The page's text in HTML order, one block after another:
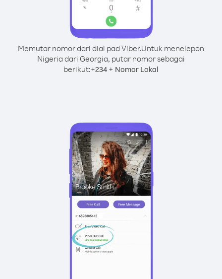
Memutar nomor dari dial pad Viber.Untuk menelepon
Nigeria dari Georgia, putar nomor sebagai
berikut:+234 + Nomor Lokal